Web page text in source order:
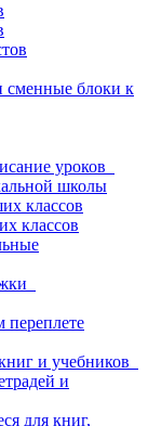
сменные блоки к
уроков
школы
классов
классов
и учебников
и
для книг,